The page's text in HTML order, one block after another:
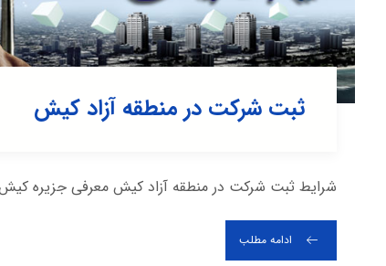
ثبت شرکت در منطقه آزاد کیش
شرایط ثبت شرکت در منطقه آزاد کیش معرفی جزیره
ادامه مطلب